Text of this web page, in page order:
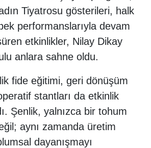
Tiyatrosu gösterileri, halk
performanslarıyla devam
etkinlikler, Nilay Dikay
anlara sahne oldu.
fide eğitimi, geri dönüşüm
stantları da etkinlik
Şenlik, yalnızca bir tohum
aynı zamanda üretim
dayanışmayı